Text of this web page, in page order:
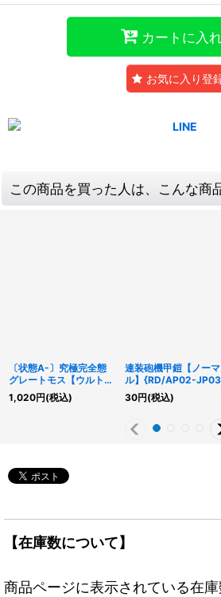
カートに入
お気に入り登
この商品を買った人は、こんな商
〔状態A-〕究極完全態
グレートモス【ウルト
ラ】{RD/AP02-JP031}
《RDフュージョン》
1,020円(税込)
連装砲機甲鎧【ノーマ
ル】{RD/AP02-
《RDモンスター》
30円(税込)
【在庫数について】
商品ページに表示されている在